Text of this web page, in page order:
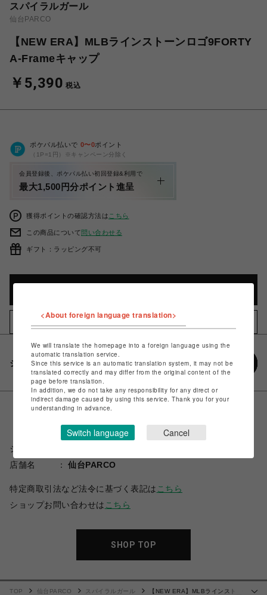
スパイラルガール
仙台PARCO
【NEW ERA】MLBラインストーンロゴ9FORTY
A-Frameキャップ
￥5,390 税込
ポケパル払いで 0〜0ポイント
（1P=1円）※キャンペーン分除く
会員登録後、ポケパル払い初回登録&利用で
最大1,500円分ポイント進呈
獲得ポイントの確認方法は こちら
この商品について問い合わせる
ギフト：ラッピング不可
シェアする
ショップ名
店舗名
仙台PARCO
特定商取引法など法令に基づく表記は こちら
ショップお問い合わせは こちら
SHOP TOP
TOP 仙台PARCO スパイラルガール
【NEW ERA】MLBラインストー
<About foreign language translation>
We will translate the homepage into a foreign language using the
automatic translation service.
Since this service is an automatic translation system, it may not be
translated correctly and may differ from the original content of the
page before translation.
In addition, we do not take any responsibility for any direct or
indirect damage caused by using this service. Thank you for your
understanding in advance.
Switch language Cancel